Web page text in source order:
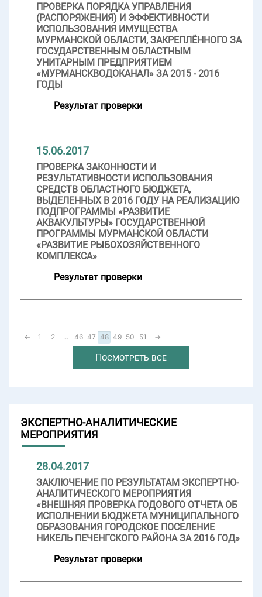
ПРОВЕРКА ПОРЯДКА УПРАВЛЕНИЯ
(РАСПОРЯЖЕНИЯ) И ЭФФЕКТИВНОСТИ
ИСПОЛЬЗОВАНИЯ ИМУЩЕСТВА
МУРМАНСКОЙ ОБЛАСТИ, ЗАКРЕПЛЁННОГО ЗА
ГОСУДАРСТВЕННЫМ ОБЛАСТНЫМ
УНИТАРНЫМ ПРЕДПРИЯТИЕМ
«МУРМАНСКВОДОКАНАЛ» ЗА 2015 - 2016
ГОДЫ
Результат проверки
15.06.2017
ПРОВЕРКА ЗАКОННОСТИ И
РЕЗУЛЬТАТИВНОСТИ ИСПОЛЬЗОВАНИЯ
СРЕДСТВ ОБЛАСТНОГО БЮДЖЕТА,
ВЫДЕЛЕННЫХ В 2016 ГОДУ НА РЕАЛИЗАЦИЮ
ПОДПРОГРАММЫ «РАЗВИТИЕ
АКВАКУЛЬТУРЫ» ГОСУДАРСТВЕННОЙ
ПРОГРАММЫ МУРМАНСКОЙ ОБЛАСТИ
«РАЗВИТИЕ РЫБОХОЗЯЙСТВЕННОГО
КОМПЛЕКСА»
Результат проверки
← 1 2 ... 46 47 48 49 50 51 →
Посмотреть все
ЭКСПЕРТНО-АНАЛИТИЧЕСКИЕ
МЕРОПРИЯТИЯ
28.04.2017
ЗАКЛЮЧЕНИЕ ПО РЕЗУЛЬТАТАМ ЭКСПЕРТНО-
АНАЛИТИЧЕСКОГО МЕРОПРИЯТИЯ
«ВНЕШНЯЯ ПРОВЕРКА ГОДОВОГО ОТЧЕТА ОБ
ИСПОЛНЕНИИ БЮДЖЕТА МУНИЦИПАЛЬНОГО
ОБРАЗОВАНИЯ ГОРОДСКОЕ ПОСЕЛЕНИЕ
НИКЕЛЬ ПЕЧЕНГСКОГО РАЙОНА ЗА 2016 ГОД»
Результат проверки